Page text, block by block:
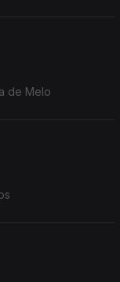
de Melo